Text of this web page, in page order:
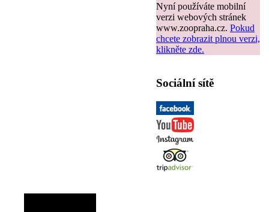
Nyní používáte mobilní
verzi webových stránek
www.zoopraha.cz. Pokud
chcete zobrazit plnou verzi,
klikněte zde.
Sociální sítě